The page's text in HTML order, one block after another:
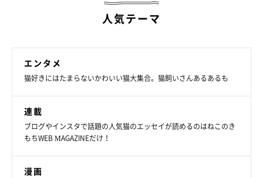
人気テーマ
エンタメ
猫好きにはたまらないかわいい猫大集合。猫飼いさんあるあるも
連載
ブログやインスタで話題の人気猫のエッセイが読めるのはねこのき
もちWEB MAGAZINEだけ！
漫画